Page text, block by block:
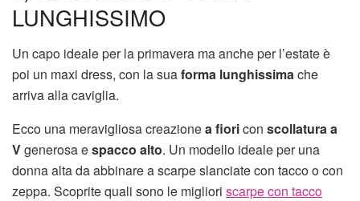
LUNGHISSIMO
Un capo ideale per la primavera ma anche per l’estate è
poi un maxi dress, con la suaforma lunghissima che
arriva alla caviglia.
Ecco una meravigliosa creazionea fioricon scollatura a
Vgenerosa espacco alto. Un modello ideale per una
donna alta da abbinare a scarpe slanciate con tacco o con
zeppa. Scoprite quali sono le migliori scarpe con tacco